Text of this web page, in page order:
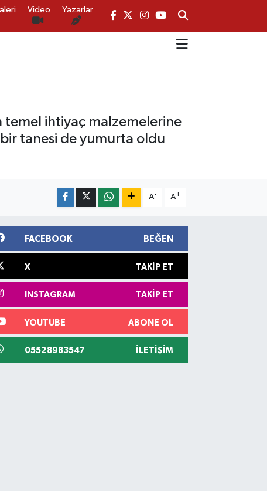
Video Yazarlar
temel ihtiyaç malzemelerine
tanesi de yumurta oldu
A- A+
FACEBOOK BEĞEN
X TAKIP ET
INSTAGRAM TAKIP ET
YOUTUBE ABONE OL
05528983547 İLETIŞIM